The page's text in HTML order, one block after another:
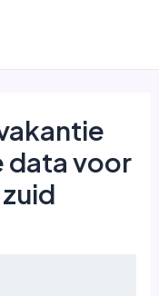
data voor